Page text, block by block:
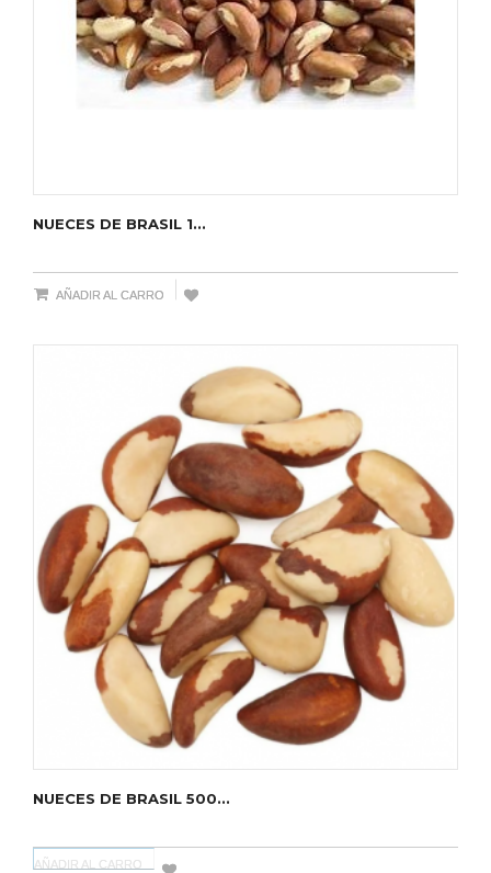
NUECES DE BRASIL 1...
AÑADIR AL CARRO
NUECES DE BRASIL 500...
AÑADIR AL CARRO